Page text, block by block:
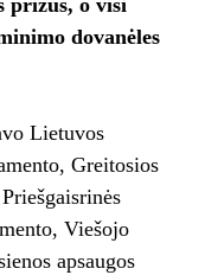
prizus, o visi
dovanėles
Lietuvos
Greitosios
Viešojo
apsaugos